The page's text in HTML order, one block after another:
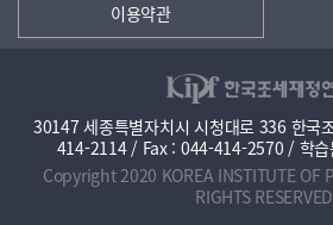
이용약관
30147 세종특별자치시 시청대로 336 한국
414-2114 / Fax : 044-414-2570 / 학
Copyright 2020 KOREA INSTITUTE OF
RIGHTS